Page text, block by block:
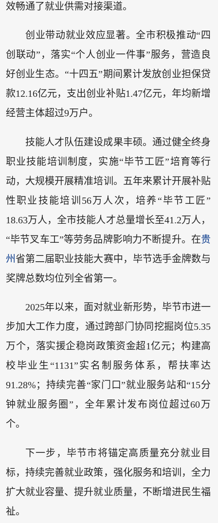
效畅通了就业供需对接渠道。
创业带动就业效应显著。全市积极推动“四
创联动”，落实“个人创业一件事”服务，营造良
好创业生态。“十四五”期间累计发放创业担保贷
款12.16亿元，支出创业补贴1.47亿元，年均新增
经营主体超过9万户。
技能人才队伍建设成果丰硕。通过健全终身
职业技能培训制度，实施“毕节工匠”培育等行
动，大规模开展精准培训。五年来累计开展补贴
性职业技能培训56万人次，培养“毕节工匠”
18.63万人，全市技能人才总量增长至41.2万人，
“毕节叉车工”等劳务品牌影响力不断提升。在贵
州 省第二届职业技能大赛中，毕节选手金牌数与
奖牌总数均位列全省第一。
2025年以来，面对就业新形势，毕节市进一
步加大工作力度，通过跨部门协同挖掘岗位5.35
万个，落实援企稳岗政策资金超1亿元；构建高
校毕业生“1131”实名制服务体系，帮扶率达
91.28%；持续完善“家门口”就业服务站和“15分
钟就业服务圈”，全年累计发布岗位超过60万
个。
下一步，毕节市将锚定高质量充分就业目
标，持续完善就业政策，强化服务和培训，全力
扩大就业容量、提升就业质量，不断增进民生福
祉。